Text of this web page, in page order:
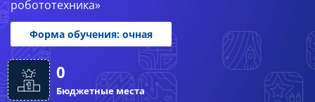
Слушателям
Партнерам
робототехника»
Форма обучения: очная